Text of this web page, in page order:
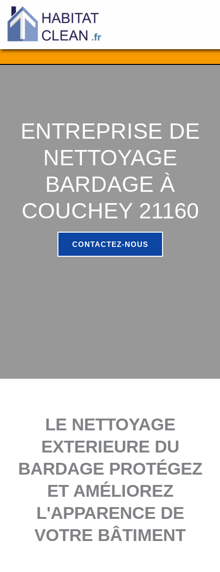
Aller
ENTREPRISE DE
NETTOYAGE
BARDAGE À
COUCHEY 21160
CONTACTEZ-NOUS
LE NETTOYAGE
EXTERIEURE DU
BARDAGE PROTÉGEZ
ET AMÉLIOREZ
L'APPARENCE DE
VOTRE BÂTIMENT